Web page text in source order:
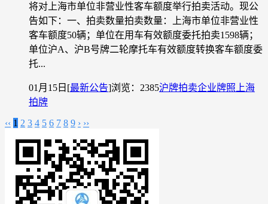
将对上海市单位非营业性客车额度举行拍卖活动。现公
告如下：一、拍卖数量拍卖数量：上海市单位非营业性
客车额度50辆；单位在用车有效额度委托拍卖1598辆；
单位沪A、沪B号牌二轮摩托车有效额度转换客车额度委
托...
01月15日 [最新公告]浏览：2385沪牌拍卖企业牌照 上海
拍牌
‹‹ 1 2 3 4 5 6 7 8 9 › ››